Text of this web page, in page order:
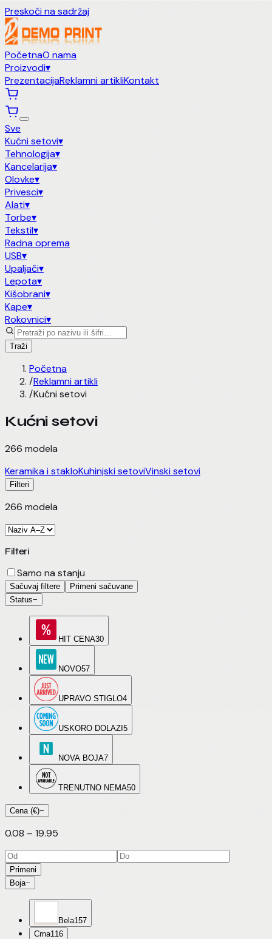
Preskoči na sadržaj
PočetnaO nama
Proizvodi▾
PrezentacijaReklamni artikliKontakt
Sve
Kućni setovi▾
Tehnologija▾
Kancelarija▾
Olovke▾
Privesci▾
Alati▾
Torbe▾
Tekstil▾
Radna oprema
USB▾
Upaljači▾
Lepota▾
Kišobrani▾
Kape▾
Rokovnici▾
Traži
Početna
/Reklamni artikli
/Kućni setovi
Kućni setovi
266 modela
Keramika i stakloKuhinjski setoviVinski setovi
Filteri
266 modela
Filteri
Samo na stanju
Sačuvaj filtere
Primeni sačuvane
Status−
HIT CENA30
NOVO57
UPRAVO STIGLO4
USKORO DOLAZI 5
NOVA BOJA7
TRENUTNO NEMA50
Cena (€)−
0.08 – 19.95
Primeni
Boja−
Bela157
Crna116